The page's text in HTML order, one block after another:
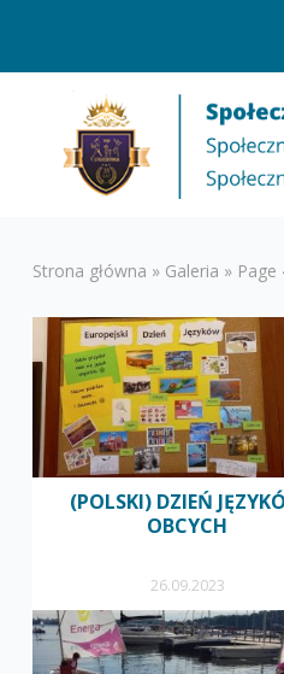
Strona główna » Galeria » Page
(POLSKI) DZIEŃ
OBCYCH
26.09.2023